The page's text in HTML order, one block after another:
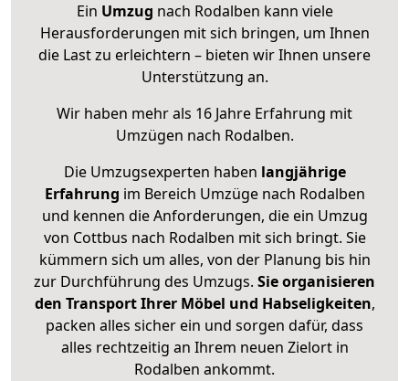
Ein Umzug nach Rodalben kann viele
Herausforderungen mit sich bringen, um Ihnen
die Last zu erleichtern – bieten wir Ihnen unsere
Unterstützung an.
Wir haben mehr als 16 Jahre Erfahrung mit
Umzügen nach Rodalben.
Die Umzugsexperten haben langjährige
Erfahrung im Bereich Umzüge nach Rodalben
und kennen die Anforderungen, die ein Umzug
von Cottbus nach Rodalben mit sich bringt. Sie
kümmern sich um alles, von der Planung bis hin
zur Durchführung des Umzugs. Sie organisieren
den Transport Ihrer Möbel und Habseligkeiten,
packen alles sicher ein und sorgen dafür, dass
alles rechtzeitig an Ihrem neuen Zielort in
Rodalben ankommt.